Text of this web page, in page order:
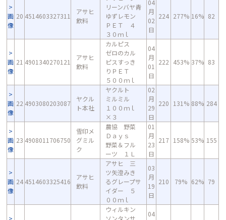
画
像
20 4514603327311
アサヒ
飲料
リーンバヤ青
ゆずレモン
ＰＥＴ ４
３０ｍｌ
04
月
02
日
224 277% 16% 82
画
像
21 4901340270121
アサヒ
飲料
カルピス
ゼロのカル
ピスすっき
りＰＥＴ
５００ｍｌ
04
月
01
日
222 453% 37% 83
画
像
22 4903080203087
ヤクル
ト本社
ヤクルト
ミルミル
１００ｍｌ
×３
02
月
29
日
220 131% 88% 284
画
像
23 4908011706750
雪印メ
グミル
ク
農協 野菜
Ｄａｙｓ
野菜＆フル
ーツ １Ｌ
01
月
23
日
217 158% 53% 155
画
像
24 4514603325416
アサヒ
飲料
アサヒ 三
ツ矢澄みき
るグレープサ
イダー ５
００ｍｌ
03
月
19
日
210 79% 62% 79
ウィルキン
ソンタンサ
04